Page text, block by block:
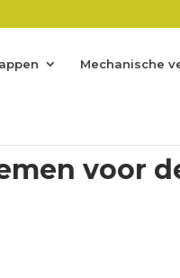
Mechanische
voor